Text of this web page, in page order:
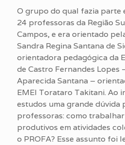
O grupo do qual fazia parte
24 professoras da Região
Campos, e era orientado
Sandra Regina Santana de
orientadora pedagógica da
de Castro Fernandes Lopes
Aparecida Santana –
EMEI Torataro Takitani. Ao
estudos uma grande dúvida
professoras: como
produtivos em atividades
o PROFA? Esse assunto foi